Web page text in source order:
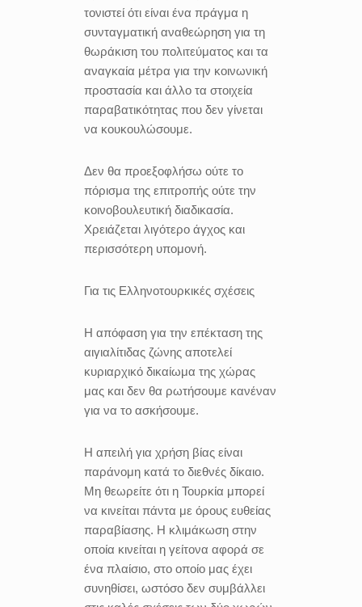
τονιστεί ότι είναι ένα πράγμα η
συνταγματική αναθεώρηση για τη
θωράκιση του πολιτεύματος και τα
αναγκαία μέτρα για την κοινωνική
προστασία και άλλο τα στοιχεία
παραβατικότητας που δεν γίνεται
να κουκουλώσουμε.
Δεν θα προεξοφλήσω ούτε το
πόρισμα της επιτροπής ούτε την
κοινοβουλευτική διαδικασία.
Χρειάζεται λιγότερο άγχος και
περισσότερη υπομονή.
Για τις Ελληνοτουρκικές σχέσεις
Η απόφαση για την επέκταση της
αιγιαλίτιδας ζώνης αποτελεί
κυριαρχικό δικαίωμα της χώρας
μας και δεν θα ρωτήσουμε κανέναν
για να το ασκήσουμε.
Η απειλή για χρήση βίας είναι
παράνομη κατά το διεθνές δίκαιο.
Μη θεωρείτε ότι η Τουρκία μπορεί
να κινείται πάντα με όρους ευθείας
παραβίασης. Η κλιμάκωση στην
οποία κινείται η γείτονα αφορά σε
ένα πλαίσιο, στο οποίο μας έχει
συνηθίσει, ωστόσο δεν συμβάλλει